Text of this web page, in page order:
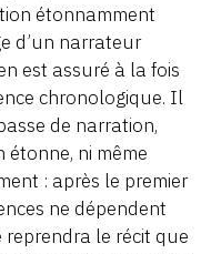
étonnamment
d’un narrateur
est assuré à la fois
chronologique. Il
de narration,
étonne, ni même
: après le premier
ne dépendent
reprendra le récit que